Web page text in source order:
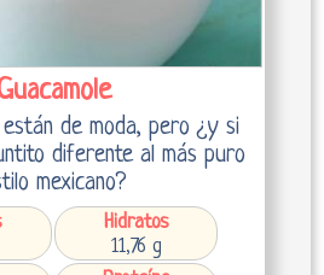
de moda, pero ¿y si
diferente al más puro
mexicano?
Hidratos
11,76 g